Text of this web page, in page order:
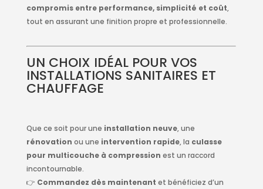
compromis entre performance, simplicité et coût,
tout en assurant une finition propre et professionnelle.
UN CHOIX IDÉAL POUR VOS
INSTALLATIONS SANITAIRES ET
CHAUFFAGE
Que ce soit pour une installation neuve, une
rénovation ou une intervention rapide, la culasse
pour multicouche à compression est un raccord
incontournable.
👉 Commandez dès maintenant et bénéficiez d’un